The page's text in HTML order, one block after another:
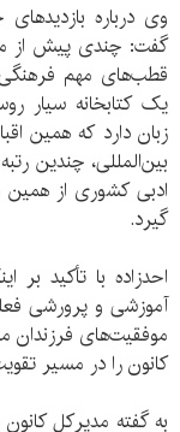
وی درباره
گفت: چندی پیش از
یک کتابخانه سیار
ادبی کشوری از همین
گیرد.
احدزاده با تأکید
آموزشی و پرورشی
موفقیت‌های فرزندان
کانون را در مسیر
به گفته مدیرکل